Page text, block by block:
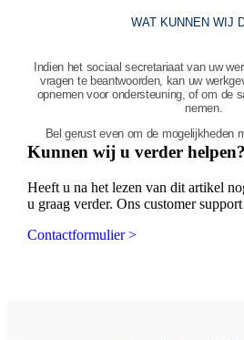
WAT KUNNEN WIJ
Indien het sociaal secretariaat van uw
vragen te beantwoorden, kan uw
opnemen voor ondersteuning, of om de
nemen.
Bel gerust even om de mogelijkheden
Kunnen wij u verder helpen?
Heeft u na het lezen van dit artikel
u graag verder. Ons customer
Contactformulier >